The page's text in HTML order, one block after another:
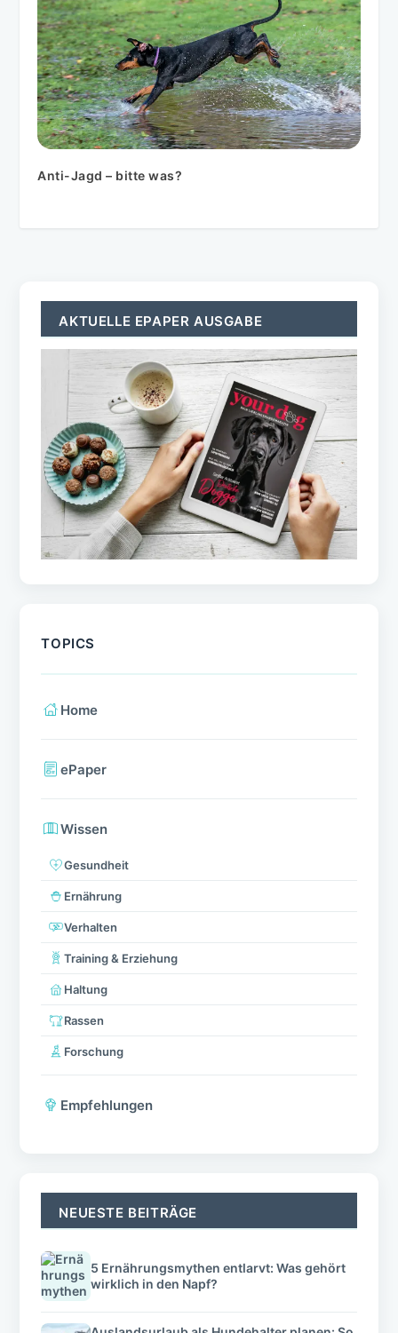
Anti-Jagd – bitte was?
AKTUELLE EPAPER AUSGABE
TOPICS
Home
ePaper
Wissen
Gesundheit
Ernährung
Verhalten
Training & Erziehung
Haltung
Rassen
Forschung
Empfehlungen
NEUESTE BEITRÄGE
5 Ernährungsmythen entlarvt: Was gehört
wirklich in den Napf?